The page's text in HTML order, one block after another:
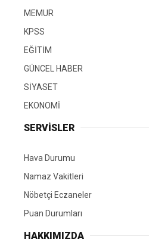
MEMUR
KPSS
EĞİTİM
GÜNCEL HABER
SİYASET
EKONOMİ
SERVİSLER
Hava Durumu
Namaz Vakitleri
Nöbetçi Eczaneler
Puan Durumları
HAKKIMIZDA